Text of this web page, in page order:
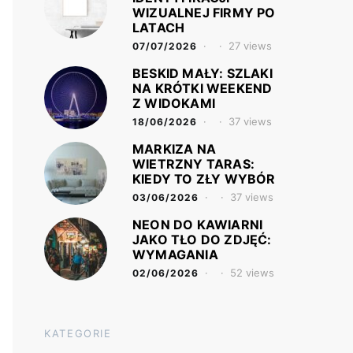
WIZUALNEJ FIRMY PO
LATACH
07/07/2026 27 views
BESKID MAŁY: SZLAKI
NA KRÓTKI WEEKEND
Z WIDOKAMI
18/06/2026 37 views
MARKIZA NA
WIETRZNY TARAS:
KIEDY TO ZŁY WYBÓR
03/06/2026 37 views
NEON DO KAWIARNI
JAKO TŁO DO ZDJĘĆ:
WYMAGANIA
02/06/2026 52 views
KATEGORIE